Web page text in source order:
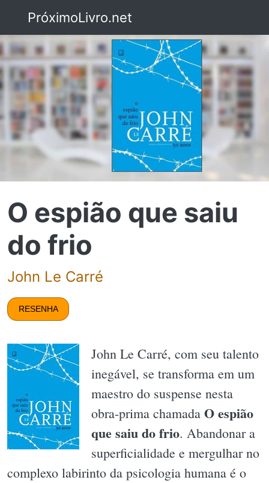
PróximoLivro.net
O espião que saiu
do frio
John Le Carré
RESENHA
John Le Carré, com seu talento
inegável, se transforma em um
maestro do suspense nesta
obra-prima chamada O espião
que saiu do frio. Abandonar a
superficialidade e mergulhar no
complexo labirinto da psicologia humana é o